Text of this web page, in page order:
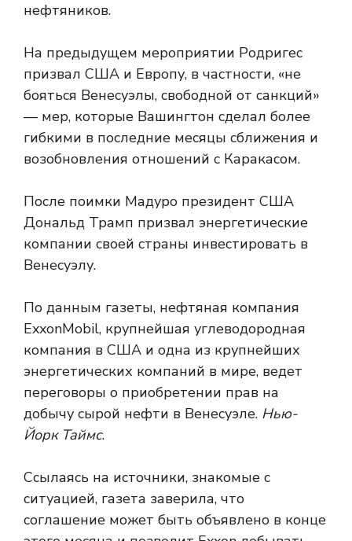
нефтяников.
На предыдущем мероприятии Родригес
призвал США и Европу, в частности, «не
бояться Венесуэлы, свободной от санкций»
— мер, которые Вашингтон сделал более
гибкими в последние месяцы сближения и
возобновления отношений с Каракасом.
После поимки Мадуро президент США
Дональд Трамп призвал энергетические
компании своей страны инвестировать в
Венесуэлу.
По данным газеты, нефтяная компания
ExxonMobil, крупнейшая углеводородная
компания в США и одна из крупнейших
энергетических компаний в мире, ведет
переговоры о приобретении прав на
добычу сырой нефти в Венесуэле. Нью-
Йорк Таймс.
Ссылаясь на источники, знакомые с
ситуацией, газета заверила, что
соглашение может быть объявлено в конце